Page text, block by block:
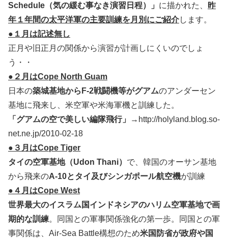
Schedule（気の緩む事なき演習日程）」 に描かれた、
昨
年１年間の太平洋軍の主要訓練を月別にご紹介します。
●１月は記述無し
正月や旧正月の関係から演習が計画しにくいのでしょ
う・・
●２月はCope North Guam
日本の築城基地からF-2戦闘機等がグアムのアンダーセン
基地に飛来し、米空軍や米海軍機と訓練した。
「グアムの空で美しい編隊飛行」
→http://holyland.blog.so-
net.ne.jp/2010-02-18
●３月はCope Tiger
タイの空軍基地（Udon Thani） で、韓国のオーサン基地
から飛来のA-10とタイ及びシンガポール航空機が訓練
●４月はCope West
世界最大のイスラム国インドネシアのハリム空軍基地で画
期的な訓練。同国との軍事関係強化の第一歩。同国との軍
事関係は、Air-Sea Battle構想のため米国防省が政府や国